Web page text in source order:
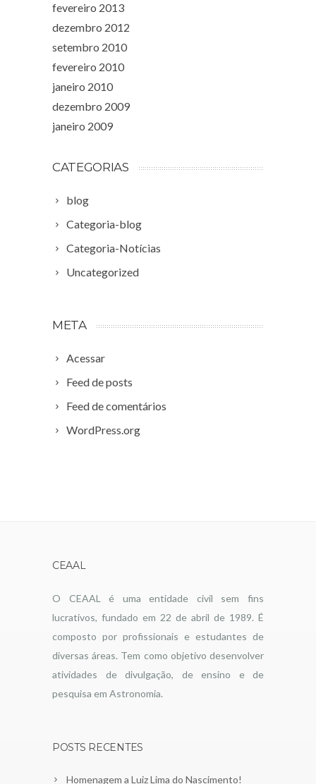
fevereiro 2013
dezembro 2012
setembro 2010
fevereiro 2010
janeiro 2010
dezembro 2009
janeiro 2009
CATEGORIAS
blog
Categoria-blog
Categoria-Notícias
Uncategorized
META
Acessar
Feed de posts
Feed de comentários
WordPress.org
CEAAL
O CEAAL é uma entidade civil sem fins
lucrativos, fundado em 22 de abril de 1989. É
composto por profissionais e estudantes de
diversas áreas. Tem como objetivo desenvolver
atividades de divulgação, de ensino e de
pesquisa em Astronomia.
POSTS RECENTES
Homenagem a Luiz Lima do Nascimento!